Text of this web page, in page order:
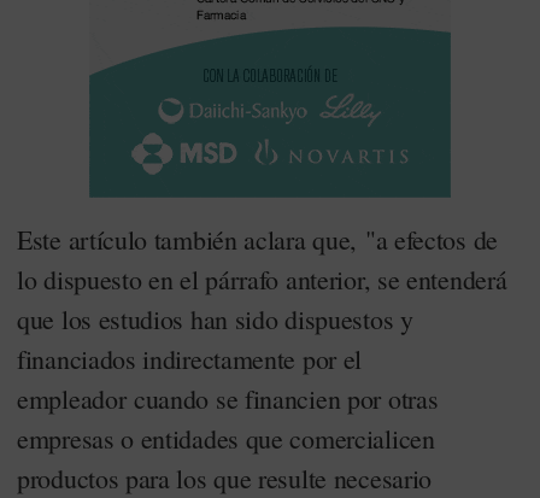
Este artículo también aclara que, "a efectos de
lo dispuesto en el párrafo anterior, se entenderá
que los estudios han sido dispuestos y
financiados indirectamente por el
empleador cuando se financien por otras
empresas o entidades que comercialicen
productos para los que resulte necesario